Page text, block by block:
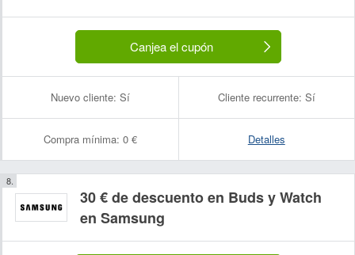
Canjea el cupón
Nuevo cliente: Sí Cliente recurrente: Sí
Compra mínima: 0 € Detalles
30 € de descuento en Buds y Watch
en Samsung